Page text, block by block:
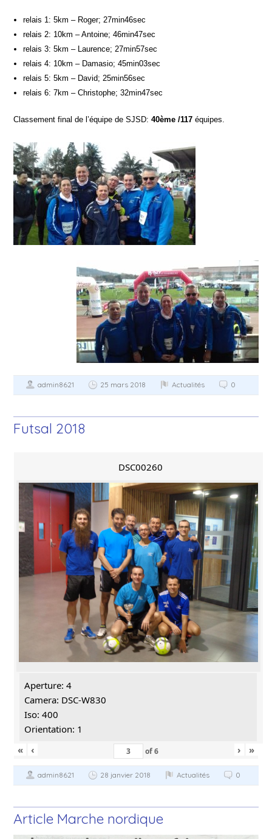
relais 1: 5km – Roger; 27min46sec
relais 2: 10km – Antoine; 46min47sec
relais 3: 5km – Laurence; 27min57sec
relais 4: 10km – Damasio; 45min03sec
relais 5: 5km – David; 25min56sec
relais 6: 7km – Christophe; 32min47sec
Classement final de l’équipe de SJSD:40ème /117 équipes.
admin8621 25 mars 2018 Actualités 0
Futsal 2018
DSC00260
Aperture: 4
Camera: DSC-W830
Iso: 400
Orientation: 1
«
‹ of6 › »
admin8621 28 janvier 2018 Actualités 0
Article Marche nordique